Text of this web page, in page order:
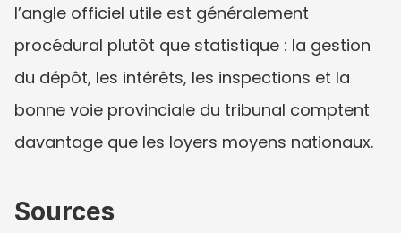
l’angle officiel utile est généralement
procédural plutôt que statistique : la gestion
du dépôt, les intérêts, les inspections et la
bonne voie provinciale du tribunal comptent
davantage que les loyers moyens nationaux.
Sources